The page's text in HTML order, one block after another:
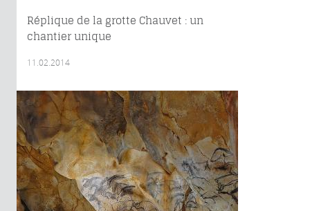
Réplique de la grotte Chauvet : un
chantier unique
11.02.2014